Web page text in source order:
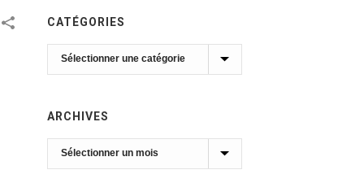
CATÉGORIES
Catégories
ARCHIVES
Archives